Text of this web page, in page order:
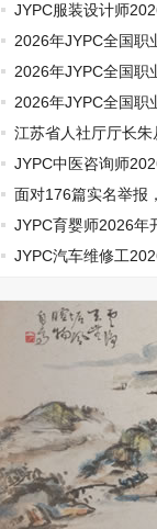
JYPC服装设计师
2026年JYPC全国职
师开始报名啦
2026年JYPC全国职
师开始报名啦
2026年JYPC全国职
师开始报名啦
江苏省人社厅厅长
JYPC中医咨询师
面对176篇实名举报
何选择沉默
JYPC育婴师2026年
JYPC汽车维修工